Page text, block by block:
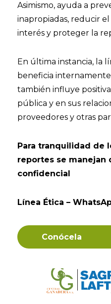
Asimismo, ayuda a
inapropiadas, reducir
interés y proteger la
En última instancia, la
beneficia internamente
también influye
pública y en sus
proveedores y otras
Para tranquilidad de
reportes se manejan
confidencial
Línea Ética –
Conócela